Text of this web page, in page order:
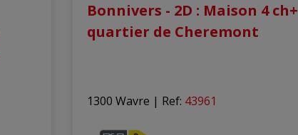
Bonnivers - 2D : Maison 4 ch+
quartier de Cheremont
1300 Wavre | Ref: 43961